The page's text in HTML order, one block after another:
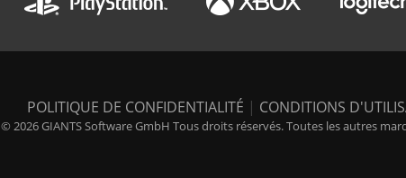
POLITIQUE DE CONFIDENTIALITÉ | CONDITIONS
© 2026 GIANTS Software GmbH Tous droits réservés. Toutes les autres